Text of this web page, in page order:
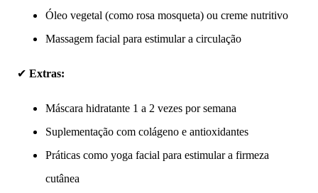
Óleo vegetal (como rosa mosqueta) ou creme nutritivo
Massagem facial para estimular a circulação
✔ Extras:
Máscara hidratante 1 a 2 vezes por semana
Suplementação com colágeno e antioxidantes
Práticas como yoga facial para estimular a firmeza
cutânea